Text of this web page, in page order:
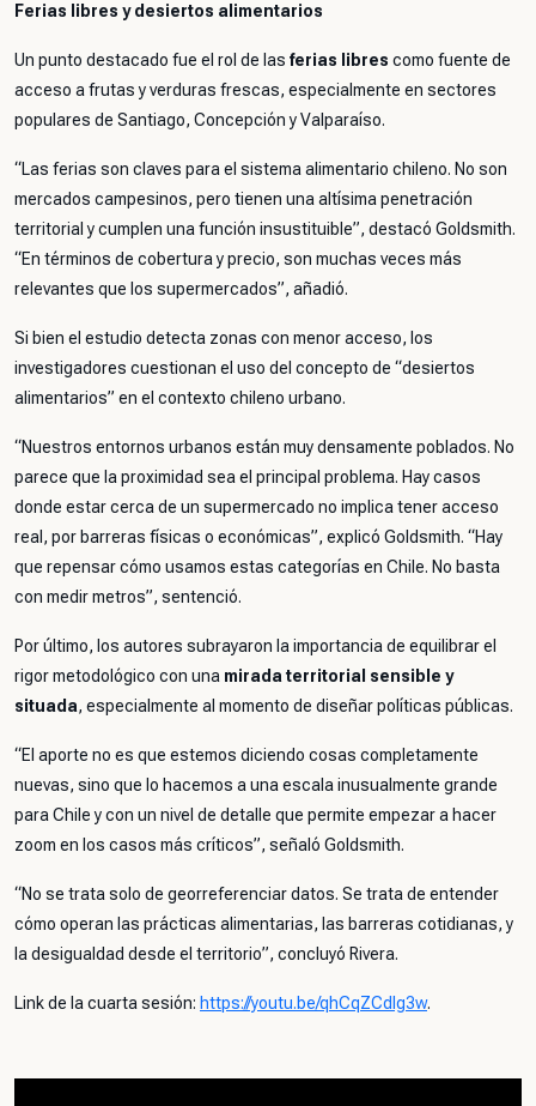
Ferias libres y desiertos alimentarios
Un punto destacado fue el rol de las ferias libres como fuente de
acceso a frutas y verduras frescas, especialmente en sectores
populares de Santiago, Concepción y Valparaíso.
“Las ferias son claves para el sistema alimentario chileno. No son
mercados campesinos, pero tienen una altísima penetración
territorial y cumplen una función insustituible”, destacó Goldsmith.
“En términos de cobertura y precio, son muchas veces más
relevantes que los supermercados”, añadió.
Si bien el estudio detecta zonas con menor acceso, los
investigadores cuestionan el uso del concepto de “desiertos
alimentarios” en el contexto chileno urbano.
“Nuestros entornos urbanos están muy densamente poblados. No
parece que la proximidad sea el principal problema. Hay casos
donde estar cerca de un supermercado no implica tener acceso
real, por barreras físicas o económicas”, explicó Goldsmith. “Hay
que repensar cómo usamos estas categorías en Chile. No basta
con medir metros”, sentenció.
Por último, los autores subrayaron la importancia de equilibrar el
rigor metodológico con una mirada territorial sensible y
situada, especialmente al momento de diseñar políticas públicas.
“El aporte no es que estemos diciendo cosas completamente
nuevas, sino que lo hacemos a una escala inusualmente grande
para Chile y con un nivel de detalle que permite empezar a hacer
zoom en los casos más críticos”, señaló Goldsmith.
“No se trata solo de georreferenciar datos. Se trata de entender
cómo operan las prácticas alimentarias, las barreras cotidianas, y
la desigualdad desde el territorio”, concluyó Rivera.
Link de la cuarta sesión: https://youtu.be/qhCqZCdlg3w.